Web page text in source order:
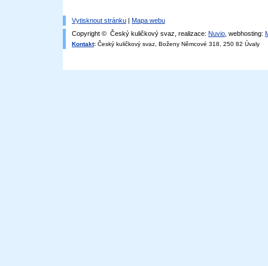
Vytisknout stránku | Mapa webu
Copyright © Český kuličkový svaz, realizace: Nuvio , webhosting:
Kontakt: Český kuličkový svaz, Boženy Němcové 318, 250 82 Úvaly